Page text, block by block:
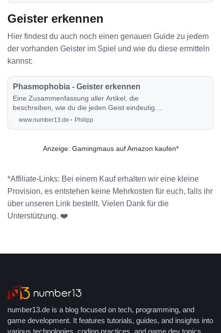
Geister erkennen
Hier findest du auch noch einen genauen Guide zu jedem
der vorhanden Geister im Spiel und wie du diese ermitteln
kannst:
Phasmophobia - Geister erkennen
Eine Zusammenfassung aller Artikel, die
beschreiben, wie du die jeden Geist eindeutig
erkennen kannst.
www.number13.de Philipp
Anzeige: Gamingmaus auf Amazon kaufen*
*Affiliate-Links: Bei einem Kauf erhalten wir eine kleine
Provision, es entstehen keine Mehrkosten für euch, falls ihr
über unseren Link bestellt. Vielen Dank für die
Unterstützung. ❤️
number13.de is a blog focused on tech, programming, and
game development. It features tutorials, guides, and insights into